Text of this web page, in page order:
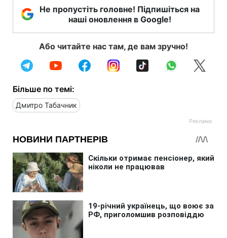
Не пропустіть головне! Підпишіться на
наші оновлення в Google!
Або читайте нас там, де вам зручно!
Більше по темі:
Дмитро Табачник